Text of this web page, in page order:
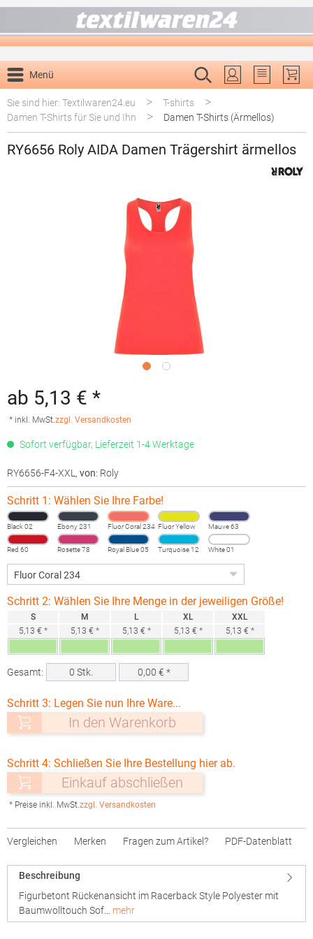
Menü
Du hast 0
Sie sind hier: Textilwaren24.eu
> T-shirts >
Damen T-Shirts für Sie und Ihn > Damen T-Shirts (Ärmellos)
RY6656 Roly AIDA Damen Trägershirt ärmellos
ab 5,13 € *
* inkl. MwSt.zzgl. Versandkosten
Sofort verfügbar, Lieferzeit 1-4 Werktage
RY6656-F4-XXL , von: Roly
Schritt 1: Wählen Sie Ihre Farbe!
Black 02 Ebony 231 Fluor Coral 234 Fluor Yellow
221
Mauve 63
Red 60 Rosette 78 Royal Blue 05 Turquoise 12 White 01
Schritt 2: Wählen Sie Ihre Menge in der jeweiligen Größe!
S
5,13 € *
M
5,13 € *
L
5,13 € *
XL
5,13 € *
XXL
5,13 € *
Gesamt: 0 Stk. 0,00 € *
Schritt 3: Legen Sie nun Ihre Ware...
In den Warenkorb
Schritt 4: Schließen Sie Ihre Bestellung hier ab.
Einkauf abschließen
* Preise inkl. MwSt.zzgl. Versandkosten
Vergleichen Merken Fragen zum Artikel? PDF-Datenblatt
Beschreibung
Figurbetont Rückenansicht im Racerback Style Polyester mit
Baumwolltouch Sof… mehr